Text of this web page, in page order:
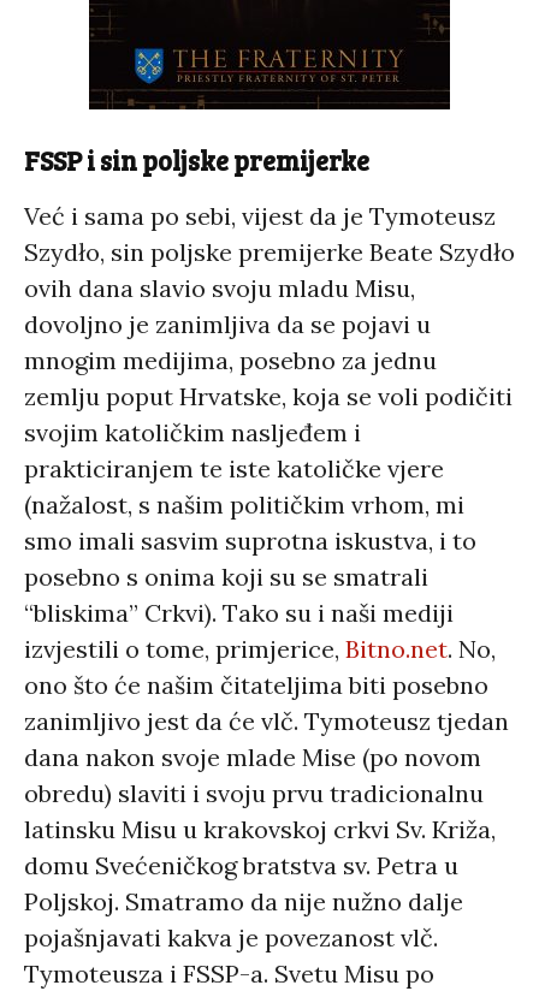
FSSP i sin poljske premijerke
Već i sama po sebi, vijest da je Tymoteusz
Szydło, sin poljske premijerke Beate Szydło
ovih dana slavio svoju mladu Misu,
dovoljno je zanimljiva da se pojavi u
mnogim medijima, posebno za jednu
zemlju poput Hrvatske, koja se voli podičiti
svojim katoličkim nasljeđem i
prakticiranjem te iste katoličke vjere
(nažalost, s našim političkim vrhom, mi
smo imali sasvim suprotna iskustva, i to
posebno s onima koji su se smatrali
“bliskima” Crkvi). Tako su i naši mediji
izvjestili o tome, primjerice, Bitno.net. No,
ono što će našim čitateljima biti posebno
zanimljivo jest da će vlč. Tymoteusz tjedan
dana nakon svoje mlade Mise (po novom
obredu) slaviti i svoju prvu tradicionalnu
latinsku Misu u krakovskoj crkvi Sv. Križa,
domu Svećeničkog bratstva sv. Petra u
Poljskoj. Smatramo da nije nužno dalje
pojašnjavati kakva je povezanost vlč.
Tymoteusza i FSSP-a. Svetu Misu po